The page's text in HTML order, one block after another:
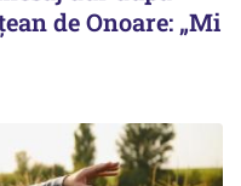
de Onoare: „Mi